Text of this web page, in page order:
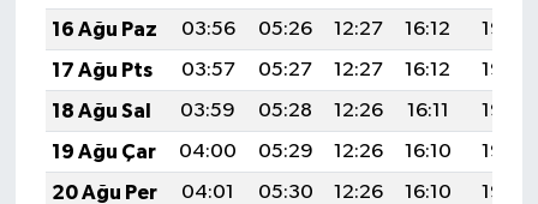
16 Ağu Paz
03:56 05:26 12:27 16:12
19:17
17 Ağu Pts
03:57 05:27 12:27 16:12
19:16
18 Ağu Sal
03:59 05:28 12:26 16:11
19:15
19 Ağu Çar
04:00 05:29 12:26 16:10
19:13
20 Ağu Per
04:01 05:30 12:26 16:10
19:12